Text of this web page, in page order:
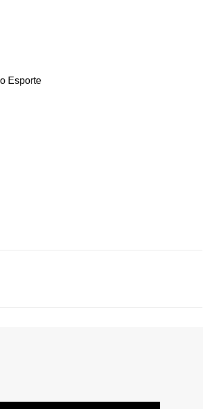
Esporte